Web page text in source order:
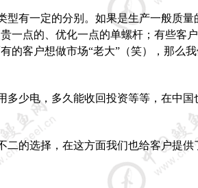
有一定的分别。如果是生产一般质量
一点的、优化一点的单螺杆；有些客
的客户想做市场“老大”（笑），那么
少电，多久能收回投资等等，在中国
二的选择，在这方面我们也给客户提